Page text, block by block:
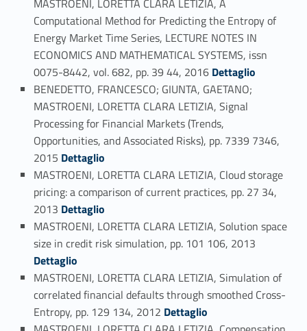
MASTROENI, LORETTA CLARA LETIZIA, A
Computational Method for Predicting the Entropy of
Energy Market Time Series, LECTURE NOTES IN
ECONOMICS AND MATHEMATICAL SYSTEMS, issn
0075-8442, vol. 682, pp. 39 44, 2016 Link identifier #identifier_person_175272-71
Dettaglio
BENEDETTO, FRANCESCO; GIUNTA, GAETANO;
MASTROENI, LORETTA CLARA LETIZIA, Signal
Processing for Financial Markets (Trends,
Opportunities, and Associated Risks), pp. 7339 7346,
2015 Link identifier #identifier_person_106273-72
Dettaglio
MASTROENI, LORETTA CLARA LETIZIA, Cloud storage
pricing: a comparison of current practices, pp. 27 34,
2013 Link identifier #identifier_person_76987-73
Dettaglio
MASTROENI, LORETTA CLARA LETIZIA, Solution space
size in credit risk simulation, pp. 101 106, 2013 Link identifier #identifier_person_34945-74
Dettaglio
MASTROENI, LORETTA CLARA LETIZIA, Simulation of
correlated financial defaults through smoothed Cross-
Entropy, pp. 129 134, 2012 Link identifier #identifier_person_78405-75
Dettaglio